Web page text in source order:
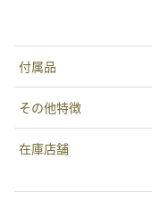
付属品
その他特徴
在庫店舗